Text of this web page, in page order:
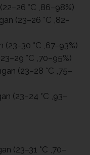
°C ,86–98%)
(23–26 °C ,82–
°C ,67–93%)
°C ,70–95%)
(23–28 °C ,75–
(23–24 °C ,93–
(23–31 °C ,70–